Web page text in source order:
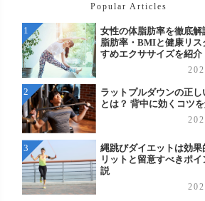
Popular Articles
女性の体脂肪率を徹底解
脂肪率・BMIと健康リス
すめエクササイズを紹介
ラットプルダウンの正し
とは？ 背中に効くコツ
縄跳びダイエットは効果
リットと留意すべきポ
説